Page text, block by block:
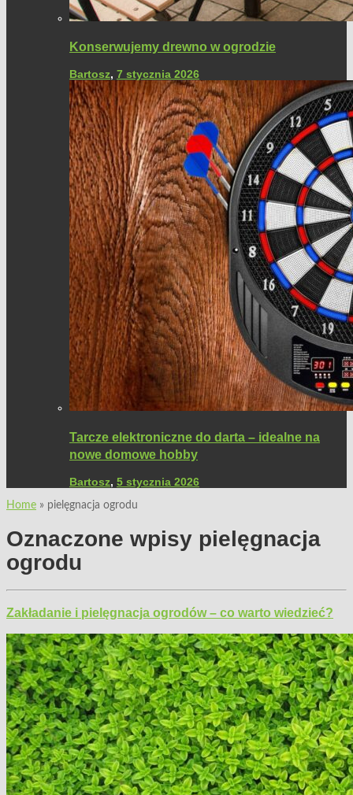
Konserwujemy drewno w ogrodzie
Bartosz, 7 stycznia 2026
Tarcze elektroniczne do darta – idealne na
nowe domowe hobby
Bartosz, 5 stycznia 2026
Home » pielęgnacja ogrodu
Oznaczone wpisy pielęgnacja
ogrodu
Zakładanie i pielęgnacja ogrodów – co warto wiedzieć?